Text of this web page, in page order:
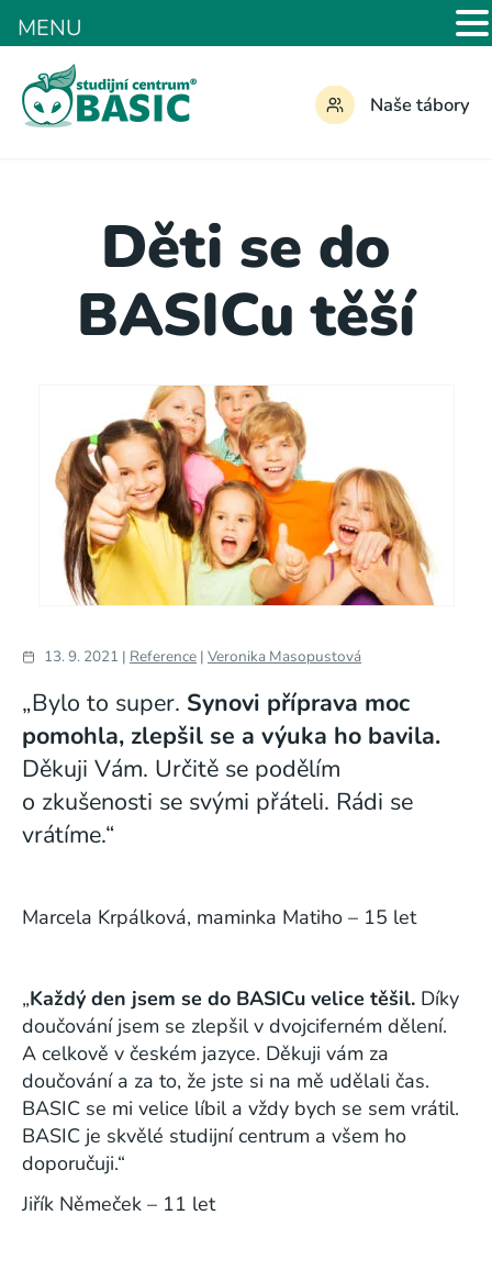
Naše tábory
Děti se do
BASICu těší
13. 9. 2021 | Reference | Veronika Masopustová
„Bylo to super. Synovi příprava moc
pomohla, zlepšil se a výuka ho bavila.
Děkuji Vám. Určitě se podělím
o zkušenosti se svými přáteli. Rádi se
vrátíme.“
Marcela Krpálková, maminka Matiho – 15 let
„Každý den jsem se do BASICu velice těšil. Díky
doučování jsem se zlepšil v dvojciferném dělení.
A celkově v českém jazyce. Děkuji vám za
doučování a za to, že jste si na mě udělali čas.
BASIC se mi velice líbil a vždy bych se sem vrátil.
BASIC je skvělé studijní centrum a všem ho
doporučuji.“
Jiřík Němeček – 11 let
MENU